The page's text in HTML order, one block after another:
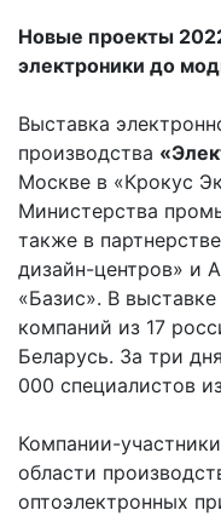
Новые проекты
электроники до
Выставка
производства
Москве в «Крокус
Министерства
также в
дизайн-центров» и
«Базис». В
компаний из 17
Беларусь. За три
000 специалистов
Компании-
области
оптоэлектронных